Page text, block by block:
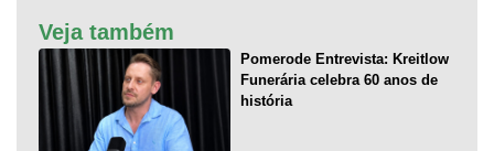
Veja também
Pomerode Entrevista: Kreitlow
Funerária celebra 60 anos de
história